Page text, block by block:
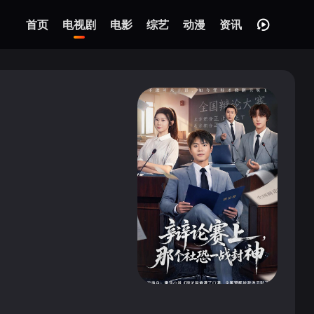
首页 电视剧 电影 综艺 动漫 资讯